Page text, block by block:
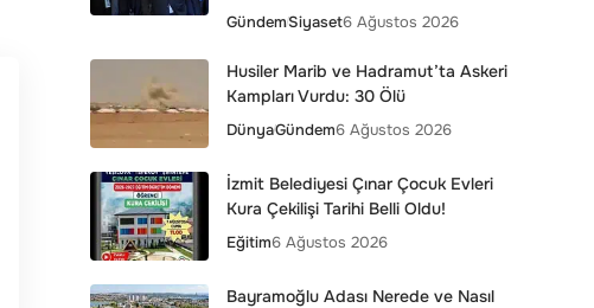
GündemSiyaset6 Ağustos 2026
Husiler Marib ve Hadramut’ta Askeri
Kampları Vurdu: 30 Ölü
DünyaGündem6 Ağustos 2026
İzmit Belediyesi Çınar Çocuk Evleri
Kura Çekilişi Tarihi Belli Oldu!
Eğitim6 Ağustos 2026
Bayramoğlu Adası Nerede ve Nasıl